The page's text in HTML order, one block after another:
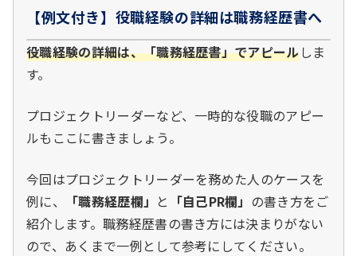
【例文付き】役職経験の詳細は職務経歴書へ
役職経験の詳細は、「職務経歴書」でアピールしま
す。
プロジェクトリーダーなど、一時的な役職のアピー
ルもここに書きましょう。
今回はプロジェクトリーダーを務めた人のケースを
例に、
「職務経歴欄」 と 「自己PR欄」 の書き方をご
紹介します。職務経歴書の書き方には決まりがない
ので、あくまで一例として参考にしてください。